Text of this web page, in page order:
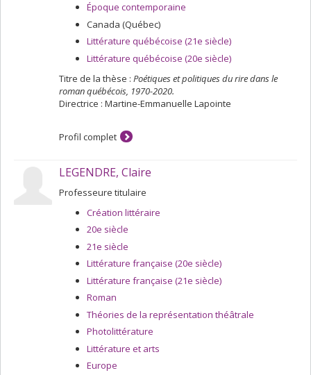
Époque contemporaine
Canada (Québec)
Littérature québécoise (21e siècle)
Littérature québécoise (20e siècle)
Titre de la thèse : Poétiques et politiques du rire dans le
roman québécois, 1970-2020.
Directrice : Martine-Emmanuelle Lapointe
Profil complet
LEGENDRE, Claire
Professeure titulaire
Création littéraire
20e siècle
21e siècle
Littérature française (20e siècle)
Littérature française (21e siècle)
Roman
Théories de la représentation théâtrale
Photolittérature
Littérature et arts
Europe